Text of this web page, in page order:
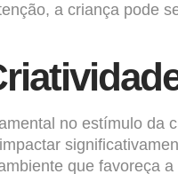
a criança pode
no estímulo da
que favoreça